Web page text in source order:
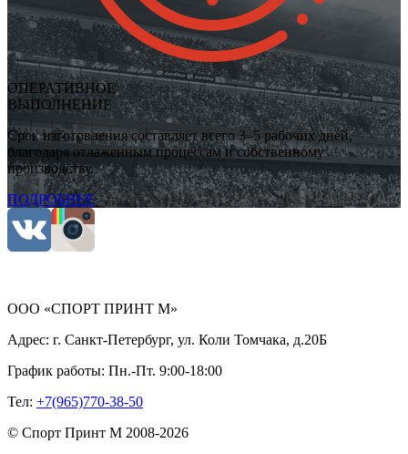
ОПЕРАТИВНОЕ
ВЫПОЛНЕНИЕ
Срок изготовления составляет всего 3–5 рабочих дней,
благодаря отлаженным процессам и собственному
производству.
ПОДРОБНЕЕ
ООО «СПОРТ ПРИНТ М»
Адрес: г. Санкт-Петербург, ул. Коли Томчака, д.20Б
График работы: Пн.-Пт. 9:00-18:00
Тел: +7(965)770-38-50
© Спорт Принт М 2008-2026